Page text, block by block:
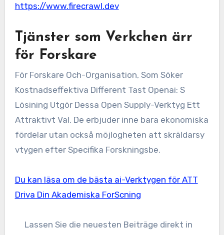
https://www.firecrawl.dev
Tjänster som Verkchen ärr
för Forskare
För Forskare Och-Organisation, Som Söker
Kostnadseffektiva Different Tast Openai: S
Lösining Utgör Dessa Open Supply-Verktyg Ett
Attraktivt Val. De erbjuder inne bara ekonomiska
fördelar utan också möjlogheten att skräldarsy
vtygen efter Specifika Forskningsbe.
Du kan läsa om de bästa ai-Verktygen för ATT
Driva Din Akademiska ForScning
Lassen Sie die neuesten Beiträge direkt in